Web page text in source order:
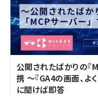
公開されたばかりの『
携 ～『GA4の画面、よ
に聞けば即答